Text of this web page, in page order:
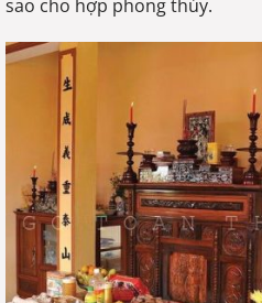
sao cho hợp phong thủy.